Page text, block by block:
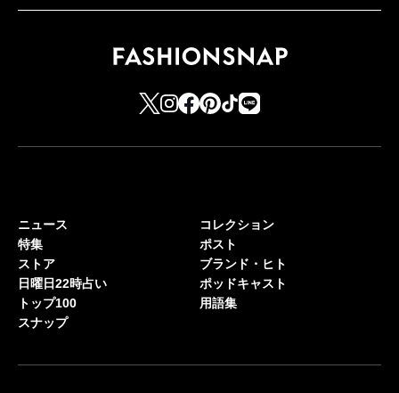
ニュース
特集
ストア
日曜日22時占い
トップ100
スナップ
コレクション
ポスト
ブランド・ヒト
ポッドキャスト
用語集